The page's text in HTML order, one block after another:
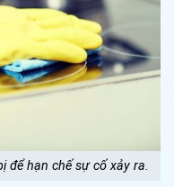
để hạn chế sự cố xảy ra.